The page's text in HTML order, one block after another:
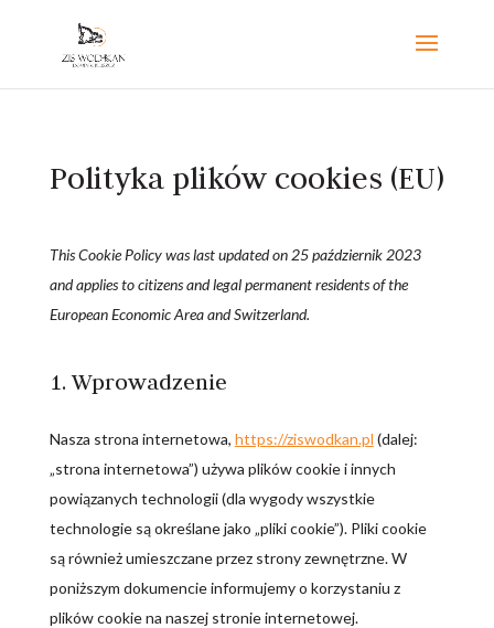
Polityka plików cookies (EU)
This Cookie Policy was last updated on 25 październik 2023
and applies to citizens and legal permanent residents of the
European Economic Area and Switzerland.
1. Wprowadzenie
Nasza strona internetowa, https://ziswodkan.pl (dalej:
„strona internetowa”) używa plików cookie i innych
powiązanych technologii (dla wygody wszystkie
technologie są określane jako „pliki cookie”). Pliki cookie
są również umieszczane przez strony zewnętrzne. W
poniższym dokumencie informujemy o korzystaniu z
plików cookie na naszej stronie internetowej.